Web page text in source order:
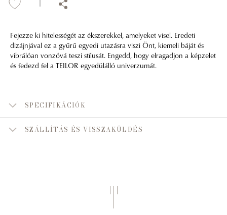
Fejezze ki hitelességét az ékszerekkel, amelyeket visel. Eredeti
dizájnjával ez a gyűrű egyedi utazásra viszi Önt, kiemeli báját és
vibrálóan vonzóvá teszi stílusát. Engedd, hogy elragadjon a képzelet
és fedezd fel a TEILOR egyedülálló univerzumát.
SPECIFIKÁCIÓK
SZÁLLÍTÁS ÉS VISSZAKÜLDÉS